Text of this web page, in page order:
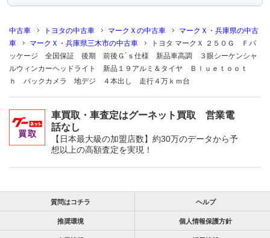
中古車 トヨタの中古車 マークＸの中古車
マークＸ・兵庫県の中古
車
マークＸ・兵庫県三木市の中古車
トヨタ マークＸ ２５０Ｇ Ｆパ
ッケージ 全国保証 後期 前後Ｇ´ｓ仕様 新品車高調 ３眼シーケンシャ
ルウィンカーヘッドライト 新品１９アルミ＆タイヤ Ｂｌｕｅｔｏｏｔ
ｈ バックカメラ 地デジ ４本出し 走行４万ｋｍ台
車買取・車査定はグーネット買取 営業電
話なし
【日本最大級の加盟店数】約30万のデータから予
想以上の高額査定を実現！
質問はコチラ ヘルプ
推奨環境 個人情報保護方針